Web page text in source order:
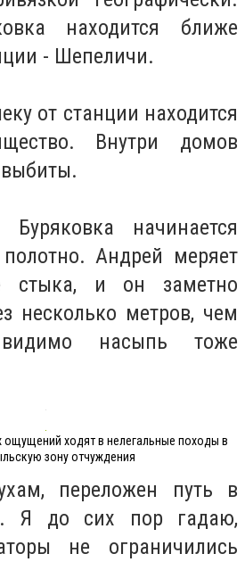
находится ближе
- Шепеличи.
от станции находится
Внутри домов
выбиты.
начинается
Андрей меряет
стыка, и он заметно
несколько метров, чем
насыпь тоже
ощущений ходят в нелегальные походы в
зону отчуждения
переложен путь в
Я до сих пор гадаю,
не ограничились